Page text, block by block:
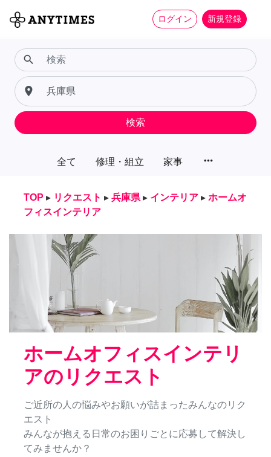
ログイン 新規登録
全て 修理・組立 家事 more_horiz
search
place
検索
TOP ▸ リクエスト ▸ 兵庫県 ▸ インテリア ▸ ホームオ
フィスインテリア
ホームオフィスインテリ
アのリクエスト
ご近所の人の悩みやお願いが詰まったみんなのリク
エスト
みんなが抱える日常のお困りごとに応募して解決し
てみませんか？